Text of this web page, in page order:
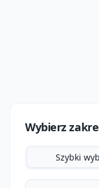
Wybierz
Szybki